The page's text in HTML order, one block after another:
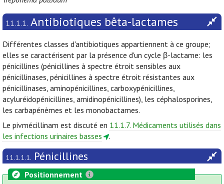
11.1.1. Antibiotiques bêta-lactames
Différentes classes d'antibiotiques appartiennent à ce groupe;
elles se caractérisent par la présence d'un cycle β-lactame: les
pénicillines (pénicillines à spectre étroit sensibles aux
pénicillinases, pénicillines à spectre étroit résistantes aux
pénicillinases, aminopénicillines, carboxypénicillines,
acyluréidopénicillines, amidinopénicillines), les céphalosporines,
les carbapénèmes et les monobactames.
Le pivmécillinam est discuté en 11.1.7. Médicaments utilisés dans
les infections urinaires basses
.
11.1.1.1. Pénicillines
Positionnement